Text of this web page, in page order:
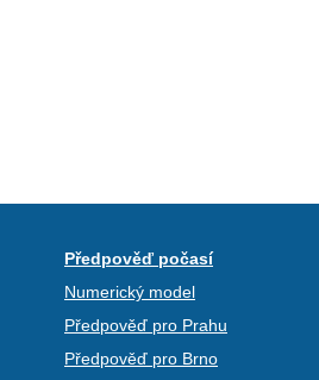
Předpověď počasí
Numerický model
Předpověď pro Prahu
Předpověď pro Brno